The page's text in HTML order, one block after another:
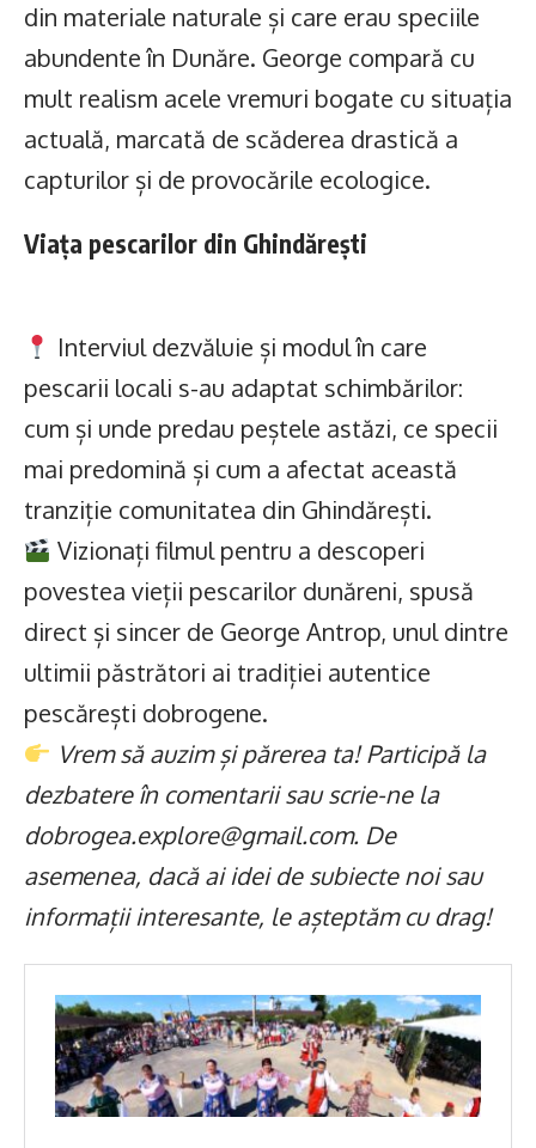
din materiale naturale și care erau speciile
abundente în Dunăre. George compară cu
mult realism acele vremuri bogate cu situația
actuală, marcată de scăderea drastică a
capturilor și de provocările ecologice.
Viața pescarilor din Ghindărești
Interviul dezvăluie și modul în care
pescarii locali s-au adaptat schimbărilor:
cum și unde predau peștele astăzi, ce specii
mai predomină și cum a afectat această
tranziție comunitatea din Ghindărești.
Vizionați filmul pentru a descoperi
povestea vieții pescarilor dunăreni, spusă
direct și sincer de George Antrop, unul dintre
ultimii păstrători ai tradiției autentice
pescărești dobrogene.
Vrem să auzim și părerea ta! Participă la
dezbatere în comentarii sau scrie-ne la
dobrogea.explore@gmail.com. De
asemenea, dacă ai idei de subiecte noi sau
informații interesante, le așteptăm cu drag!